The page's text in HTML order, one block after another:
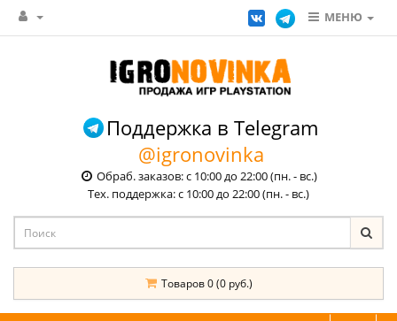
МЕНЮ
Поддержка в Telegram
@igronovinka
Обраб. заказов: с 10:00 до 22:00 (пн. - вс.)
Тех. поддержка: с 10:00 до 22:00 (пн. - вс.)
Товаров 0 (0 руб.)